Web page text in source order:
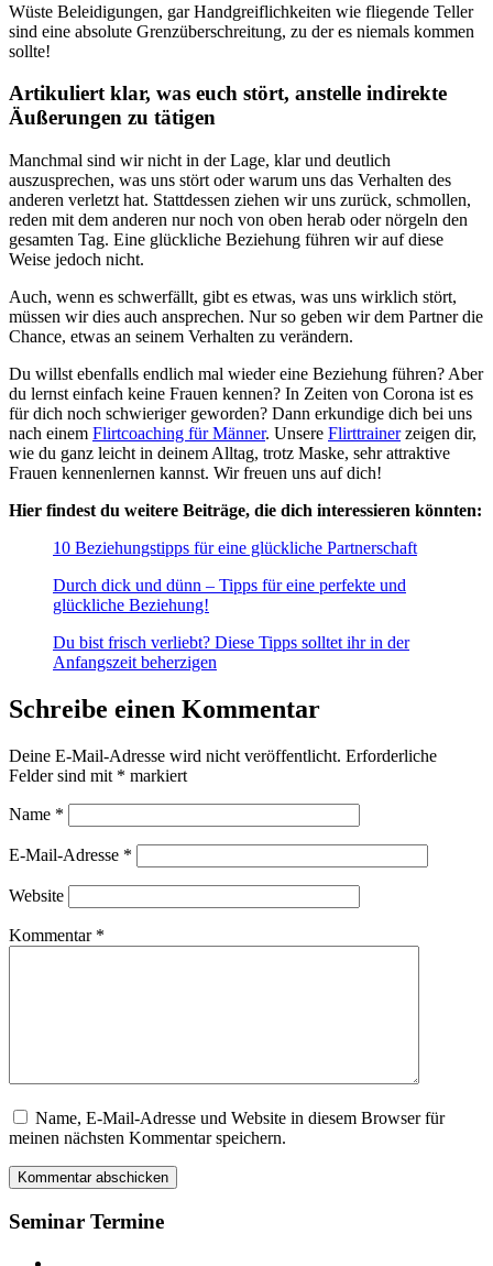
Wüste Beleidigungen, gar Handgreiflichkeiten wie fliegende Teller
sind eine absolute Grenzüberschreitung, zu der es niemals kommen
sollte!
Artikuliert klar, was euch stört, anstelle indirekte
Äußerungen zu tätigen
Manchmal sind wir nicht in der Lage, klar und deutlich
auszusprechen, was uns stört oder warum uns das Verhalten des
anderen verletzt hat. Stattdessen ziehen wir uns zurück, schmollen,
reden mit dem anderen nur noch von oben herab oder nörgeln den
gesamten Tag. Eine glückliche Beziehung führen wir auf diese
Weise jedoch nicht.
Auch, wenn es schwerfällt, gibt es etwas, was uns wirklich stört,
müssen wir dies auch ansprechen. Nur so geben wir dem Partner die
Chance, etwas an seinem Verhalten zu verändern.
Du willst ebenfalls endlich mal wieder eine Beziehung führen? Aber
du lernst einfach keine Frauen kennen? In Zeiten von Corona ist es
für dich noch schwieriger geworden? Dann erkundige dich bei uns
nach einem Flirtcoaching für Männer. Unsere Flirttrainerzeigen dir,
wie du ganz leicht in deinem Alltag, trotz Maske, sehr attraktive
Frauen kennenlernen kannst. Wir freuen uns auf dich!
Hier findest du weitere Beiträge, die dich interessieren könnten:
10 Beziehungstipps für eine glückliche Partnerschaft
Durch dick und dünn – Tipps für eine perfekte und
glückliche Beziehung!
Du bist frisch verliebt? Diese Tipps solltet ihr in der
Anfangszeit beherzigen
Schreibe einen Kommentar
Deine E-Mail-Adresse wird nicht veröffentlicht. Erforderliche
Felder sind mit * markiert
Name *
E-Mail-Adresse *
Website
Kommentar *
Dieses
bitte
leer
lassen
Name, E-Mail-Adresse und Website in diesem Browser für
meinen nächsten Kommentar speichern.
Seminar Termine